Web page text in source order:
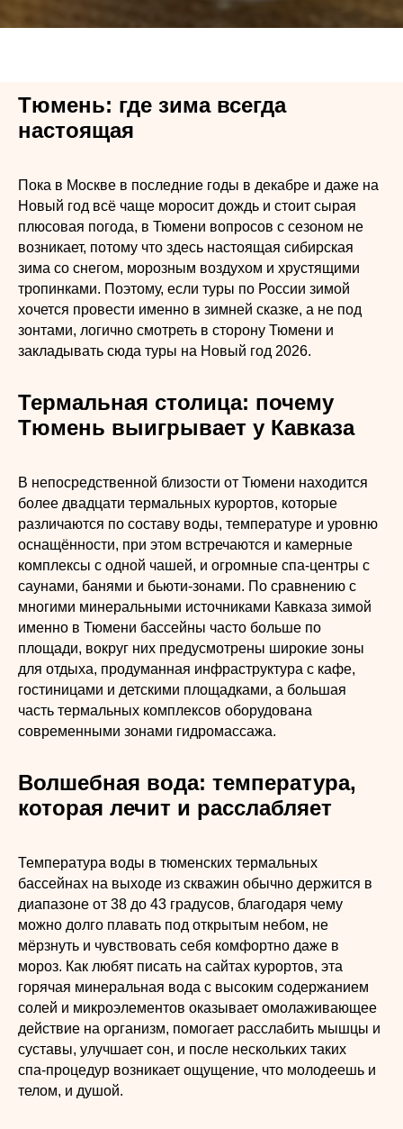
Тюмень: где зима всегда
настоящая
Пока в Москве в последние годы в декабре и даже на
Новый год всё чаще моросит дождь и стоит сырая
плюсовая погода, в Тюмени вопросов с сезоном не
возникает, потому что здесь настоящая сибирская
зима со снегом, морозным воздухом и хрустящими
тропинками. Поэтому, если туры по России зимой
хочется провести именно в зимней сказке, а не под
зонтами, логично смотреть в сторону Тюмени и
закладывать сюда туры на Новый год 2026.
Термальная столица: почему
Тюмень выигрывает у Кавказа
В непосредственной близости от Тюмени находится
более двадцати термальных курортов, которые
различаются по составу воды, температуре и уровню
оснащённости, при этом встречаются и камерные
комплексы с одной чашей, и огромные спа‑центры с
саунами, банями и бьюти‑зонами. По сравнению с
многими минеральными источниками Кавказа зимой
именно в Тюмени бассейны часто больше по
площади, вокруг них предусмотрены широкие зоны
для отдыха, продуманная инфраструктура с кафе,
гостиницами и детскими площадками, а большая
часть термальных комплексов оборудована
современными зонами гидромассажа.
Волшебная вода: температура,
которая лечит и расслабляет
Температура воды в тюменских термальных
бассейнах на выходе из скважин обычно держится в
диапазоне от 38 до 43 градусов, благодаря чему
можно долго плавать под открытым небом, не
мёрзнуть и чувствовать себя комфортно даже в
мороз. Как любят писать на сайтах курортов, эта
горячая минеральная вода с высоким содержанием
солей и микроэлементов оказывает омолаживающее
действие на организм, помогает расслабить мышцы и
суставы, улучшает сон, и после нескольких таких
спа‑процедур возникает ощущение, что молодеешь и
телом, и душой.